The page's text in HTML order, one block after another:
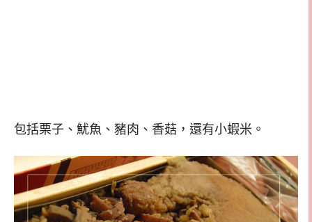
包括栗子、魷魚、豬肉、香菇，還有小蝦米。